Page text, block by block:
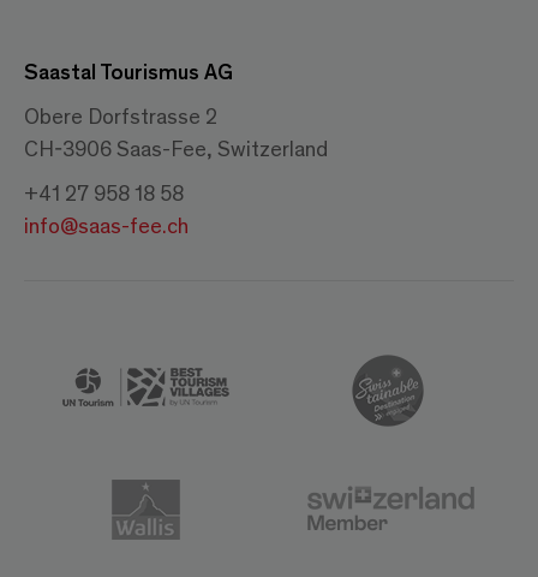
Saastal Tourismus AG
Obere Dorfstrasse 2
CH-3906 Saas-Fee, Switzerland
+41 27 958 18 58
info@saas-fee.ch